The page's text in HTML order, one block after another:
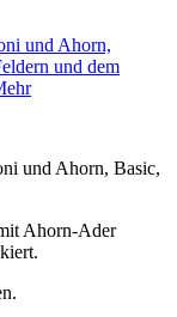
und Ahorn,
und dem
und Ahorn, Basic,
Ahorn-Ader